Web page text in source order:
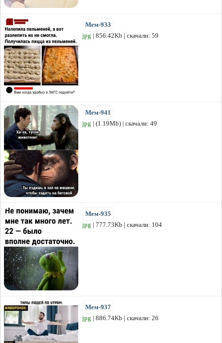
Мем-933
jpg | 856.42Kb | скачали: 59
Мем-941
jpg | (1.19Mb) | скачали: 49
Мем-935
jpg | 777.73Kb | скачали: 104
Мем-937
jpg | 886.74Kb | скачали: 26